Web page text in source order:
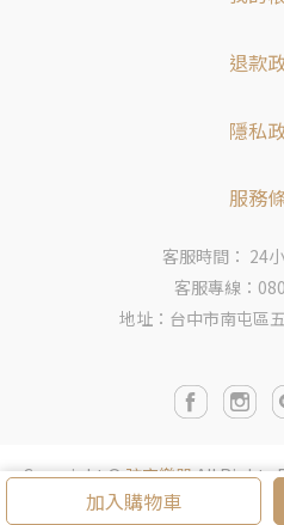
加入購物車
退款
隱私
服務
客服時間： 24
客服專線：
地址：台中市南屯區
Copyright ©弦宏樂器All Rights